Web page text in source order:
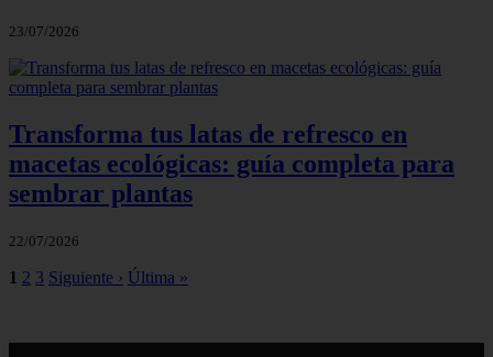
23/07/2026
Transforma tus latas de refresco en
macetas ecológicas: guía completa para
sembrar plantas
22/07/2026
1 2 3 Siguiente › Última »